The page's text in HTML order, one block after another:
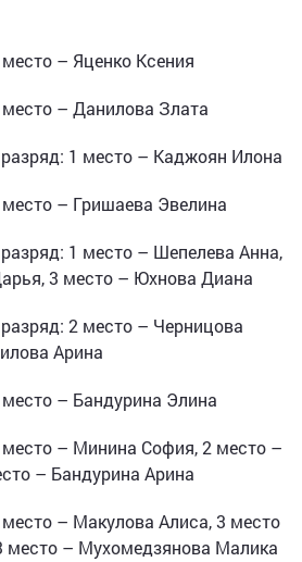
– Яценко Ксения
место – Данилова Злата
разряд: 1 место – Каджоян Илона
место – Гришаева Эвелина
разряд: 1 место – Шепелева Анна,
3 место – Юхнова Диана
разряд: 2 место – Черницова
Арина
место – Бандурина Элина
место – Минина София, 2 место –
– Бандурина Арина
место – Макулова Алиса, 3 место
место – Мухомедзянова Малика